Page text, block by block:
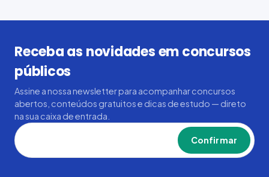
Receba as novidades em concursos
públicos
Assine a nossa newsletter para acompanhar concursos
abertos, conteúdos gratuitos e dicas de estudo — direto
na sua caixa de entrada.
Confirmar